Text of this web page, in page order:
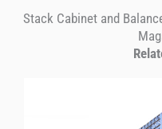
Stack Cabinet and